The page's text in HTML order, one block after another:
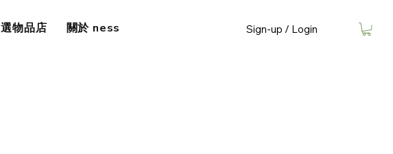
選物品店 關於​ ness Sign-up / Login